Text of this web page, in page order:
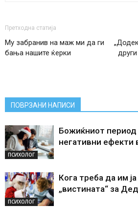
Претходна статија
Му забранив на маж ми да ги
бања нашите ќерки
ПОВРЗАНИ НАПИСИ
ПСИХОЛОГ
Божиќниот
негативни ефекти
ПСИХОЛОГ
Кога треба да им
„вистината“ за